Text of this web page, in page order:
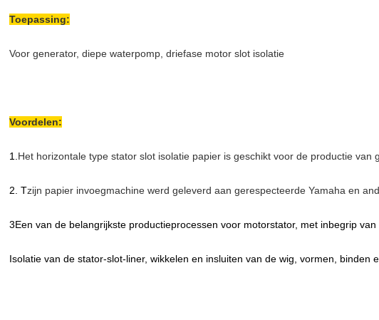
Toepassing:
Voor generator, diepe waterpomp, driefase motor slot isolatie
Voordelen:
1. Het horizontale type stator slot isolatie papier is geschikt voor de productie van
2. Tzijn papier invoegmachine werd geleverd aan gerespecteerde Yamaha en
3Een van de belangrijkste productieprocessen voor motorstator, met inbegrip
Isolatie van de stator-slot-liner, wikkelen en insluiten van de wig, vormen, binden